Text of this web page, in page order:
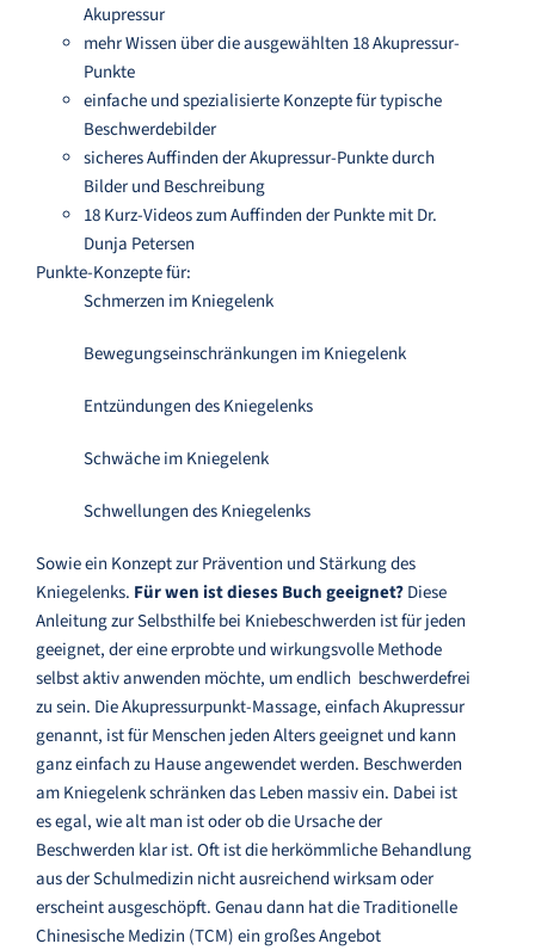
Akupressur
mehr Wissen über die ausgewählten 18 Akupressur-
Punkte
einfache und spezialisierte Konzepte für typische
Beschwerdebilder
sicheres Auffinden der Akupressur-Punkte durch
Bilder und Beschreibung
18 Kurz-Videos zum Auffinden der Punkte mit Dr.
Dunja Petersen
Punkte-Konzepte für:
Schmerzen im Kniegelenk
Bewegungseinschränkungen im Kniegelenk
Entzündungen des Kniegelenks
Schwäche im Kniegelenk
Schwellungen des Kniegelenks
Sowie ein Konzept zur Prävention und Stärkung des
Kniegelenks. Für wen ist dieses Buch geeignet?Diese
Anleitung zur Selbsthilfe bei Kniebeschwerden ist für jeden
geeignet, der eine erprobte und wirkungsvolle Methode
selbst aktiv anwenden möchte, um endlich beschwerdefrei
zu sein. Die Akupressurpunkt-Massage, einfach Akupressur
genannt, ist für Menschen jeden Alters geeignet und kann
ganz einfach zu Hause angewendet werden. Beschwerden
am Kniegelenk schränken das Leben massiv ein. Dabei ist
es egal, wie alt man ist oder ob die Ursache der
Beschwerden klar ist. Oft ist die herkömmliche Behandlung
aus der Schulmedizin nicht ausreichend wirksam oder
erscheint ausgeschöpft. Genau dann hat die Traditionelle
Chinesische Medizin (TCM) ein großes Angebot